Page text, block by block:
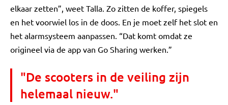
elkaar zetten”, weet Talla. Zo zitten de koffer, spiegels
en het voorwiel los in de doos. En je moet zelf het slot en
het alarmsysteem aanpassen. “Dat komt omdat ze
origineel via de app van Go Sharing werken.”
"De scooters in de veiling zijn
helemaal nieuw."